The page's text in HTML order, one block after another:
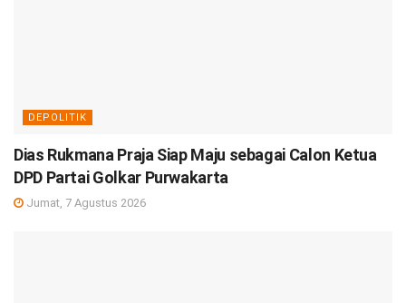
DEPOLITIK
Dias Rukmana Praja Siap Maju sebagai Calon Ketua
DPD Partai Golkar Purwakarta
Jumat, 7 Agustus 2026